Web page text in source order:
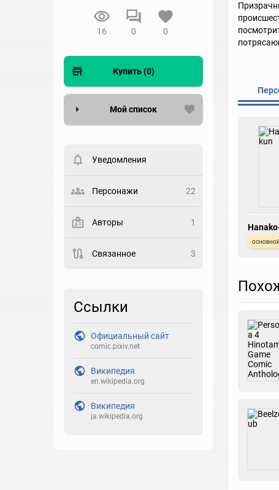
16 0 0
Купить (0)
Мой список
пользователи. Хотите
Статус
Закладка
Реакция
Выберите реакцию
Уведомления
Персонажи 22
Авторы 1
Связанное 3
Ссылки
Официальный сайт
comic.pixiv.net
Википедия
en.wikipedia.org
Википедия
ja.wikipedia.org
основной